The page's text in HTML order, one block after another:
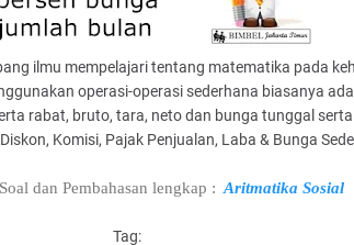
ilmu mempelajari tentang matematika pada
operasi-operasi sederhana biasanya
rabat, bruto, tara, neto dan bunga tunggal
Komisi, Pajak Penjualan, Laba & Bunga
dan Pembahasan lengkap : Aritmatika Sosial
Tag: